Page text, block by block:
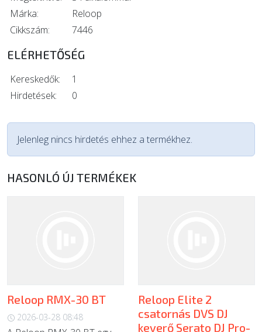
Márka:
Reloop
Cikkszám:
7446
ELÉRHETŐSÉG
Kereskedők:
1
Hirdetések:
0
Jelenleg nincs hirdetés ehhez a termékhez.
HASONLÓ ÚJ TERMÉKEK
Reloop RMX-30 BT
2026-03-28 08:48
Reloop Elite 2
csatornás DVS DJ
keverő Serato DJ Pro-